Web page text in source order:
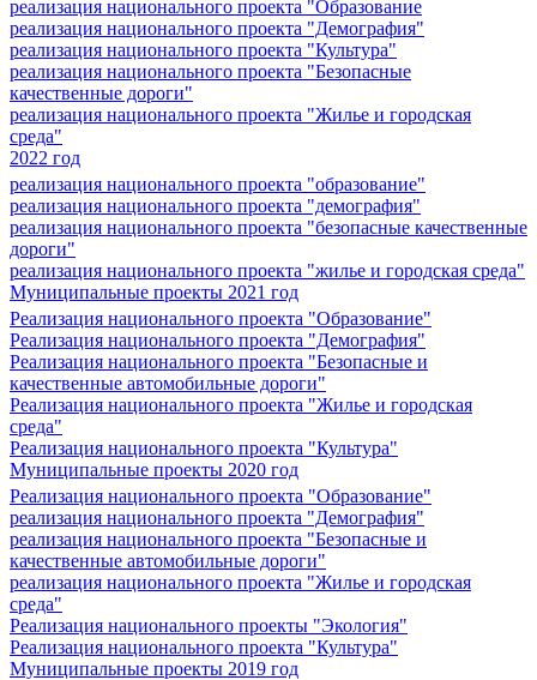
реализация национального проекта "Образование
реализация национального проекта "Демография"
реализация национального проекта "Культура"
реализация национального проекта "Безопасные
качественные дороги"
реализация национального проекта "Жилье и городская
среда"
2022 год
реализация национального проекта "образование"
реализация национального проекта "демография"
реализация национального проекта "безопасные качественные
дороги"
реализация национального проекта "жилье и городская среда"
Муниципальные проекты 2021 год
Реализация национального проекта "Образование"
Реализация национального проекта "Демография"
Реализация национального проекта "Безопасные и
качественные автомобильные дороги"
Реализация национального проекта "Жилье и городская
среда"
Реализация национального проекта "Культура"
Муниципальные проекты 2020 год
Реализация национального проекта "Образование"
реализация национального проекта "Демография"
реализация национального проекта "Безопасные и
качественные автомобильные дороги"
реализация национального проекта "Жилье и городская
среда"
Реализация национального проекты "Экология"
Реализация национального проекта "Культура"
Муниципальные проекты 2019 год